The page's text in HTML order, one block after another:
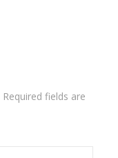
Required fields are